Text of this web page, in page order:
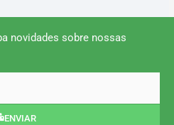
novidades sobre nossas
ENVIAR